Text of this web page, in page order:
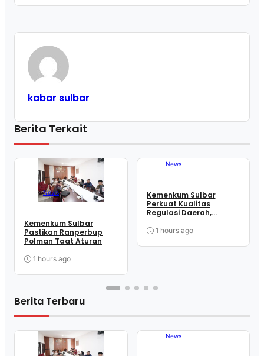
kabar sulbar
Berita Terkait
News
Kemenkum Sulbar
Pastikan Ranperbup
Polman Taat Aturan
1 hours ago
News
Kemenkum Sulbar
Perkuat Kualitas
Regulasi Daerah,
Ranperbup Polman
1 hours ago
Berita Terbaru
News